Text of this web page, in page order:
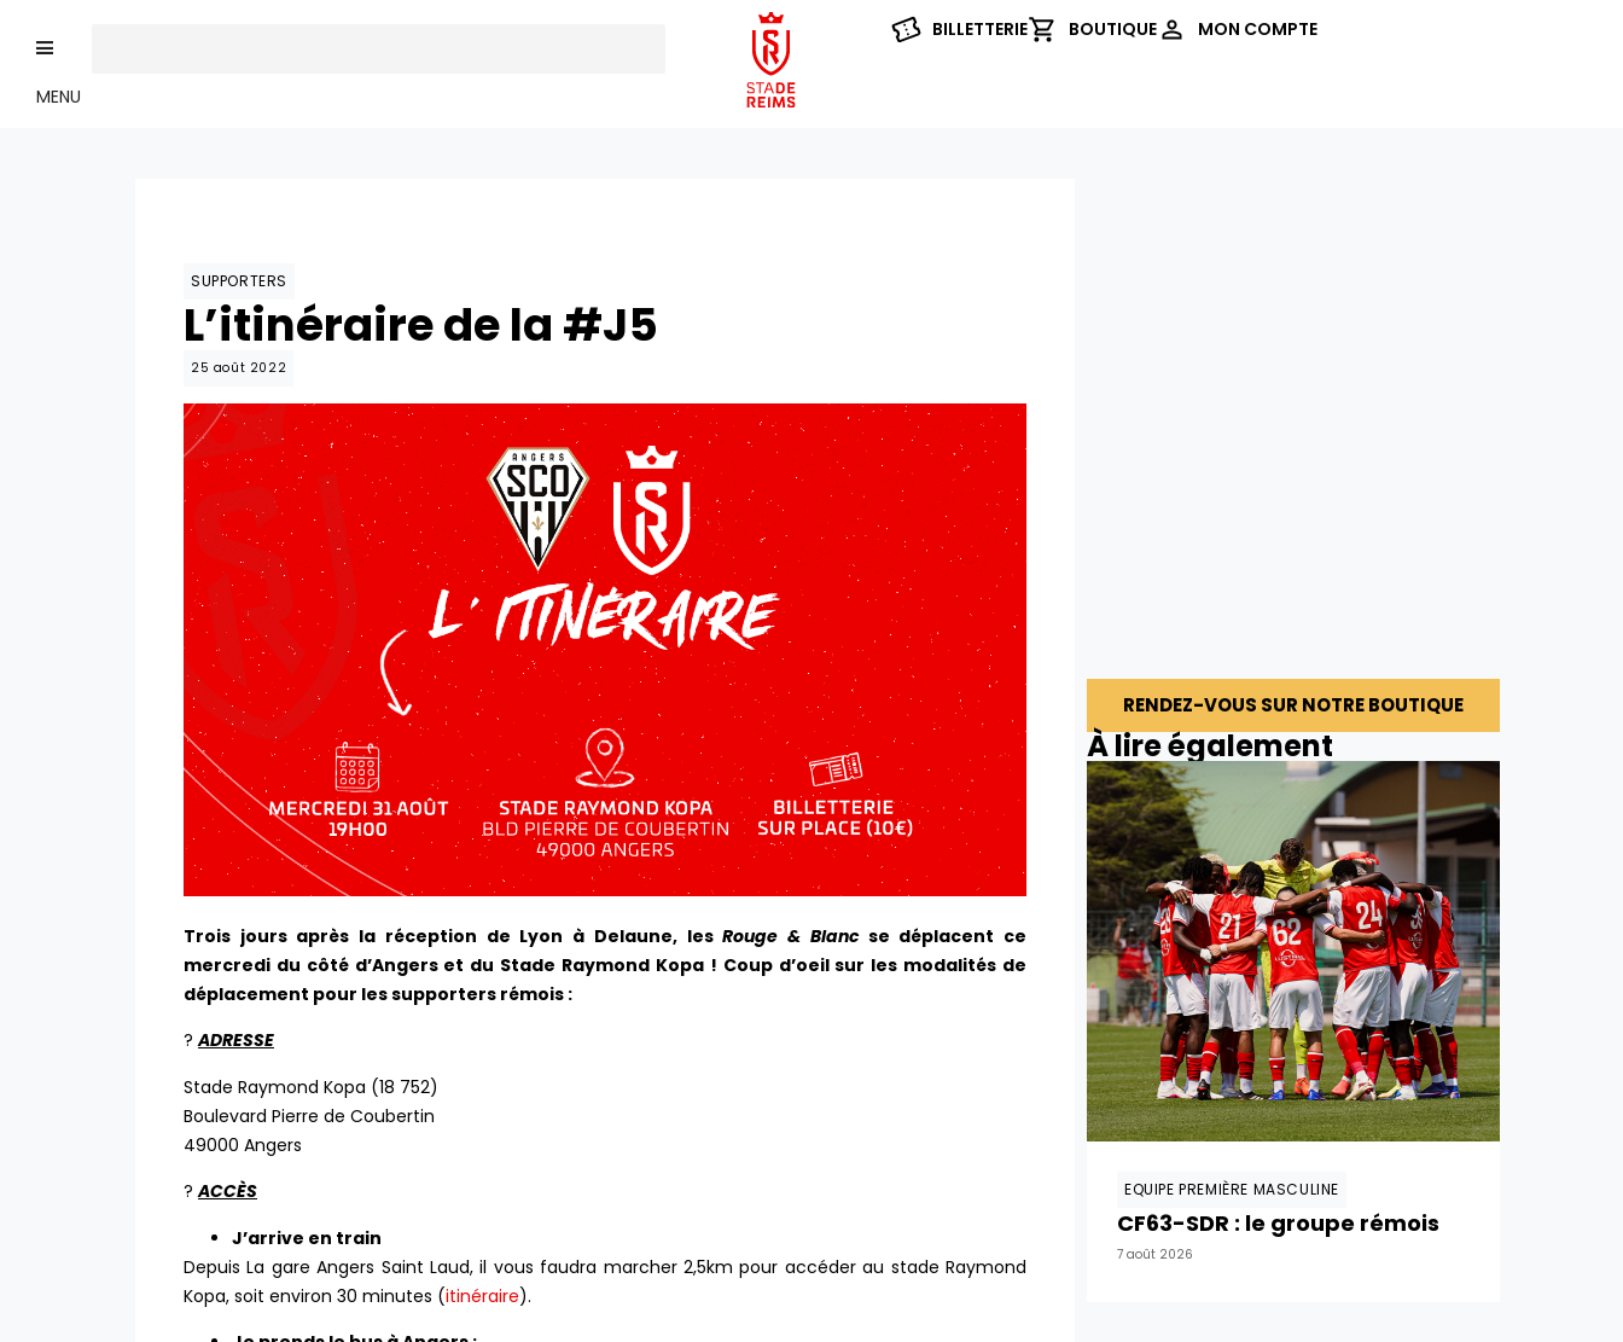
MENU
BILLETTERIE BOUTIQUE MON COMPTE
SUPPORTERS
L’itinéraire de la #J5
25 août 2022
Trois jours après la réception de Lyon à Delaune, lesRouge & Blanc se déplacent ce
mercredi du côté d’Angers et du Stade Raymond Kopa ! Coup d’oeil sur les modalités de
déplacement pour les supporters rémois :
?ADRESSE
Stade Raymond Kopa (18 752)
Boulevard Pierre de Coubertin
49000 Angers
?ACCÈS
J’arrive en train
Depuis La gare Angers Saint Laud, il vous faudra marcher 2,5km pour accéder au stade Raymond
Kopa, soit environ 30 minutes (itinéraire).
RENDEZ-VOUS SUR NOTRE BOUTIQUE
À lire également
EQUIPE PREMIÈRE MASCULINE
CF63-SDR : le groupe rémois
7 août 2026